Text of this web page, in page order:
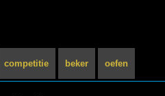
competitie beker oefen